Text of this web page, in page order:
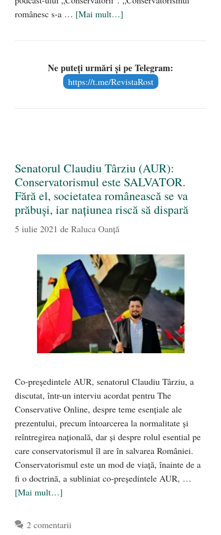
românesc s-a … [Mai mult…]
Ne puteți urmări și pe Telegram:
https://t.me/RevistaRost
Senatorul Claudiu Târziu (AUR):
Conservatorismul este SALVATOR.
Fără el, societatea românească se va
prăbuși, iar națiunea riscă să dispară
5 iulie 2021 de Raluca Oanță
Co-președintele AUR, senatorul Claudiu Târziu, a
discutat, într-un interviu acordat pentru The
Conservative Online, despre teme esențiale ale
prezentului, precum întoarcerea la normalitate și
reîntregirea națională, dar și despre rolul esential pe
care conservatorismul îl are în salvarea României.
Conservatorismul este un mod de viață, înainte de a
fi o doctrină, a subliniat co-președintele AUR, …
[Mai mult…]
2 comentarii